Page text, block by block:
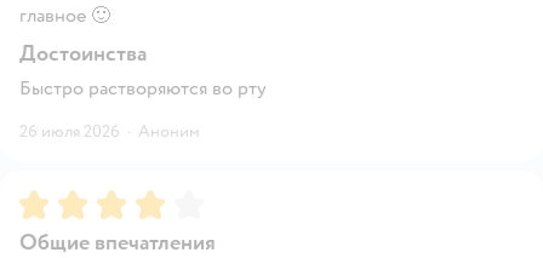
главное 🙂
Достоинства
Быстро растворяются во рту
26 июля 2026 · Аноним
Рейтинг:4
Общие впечатления